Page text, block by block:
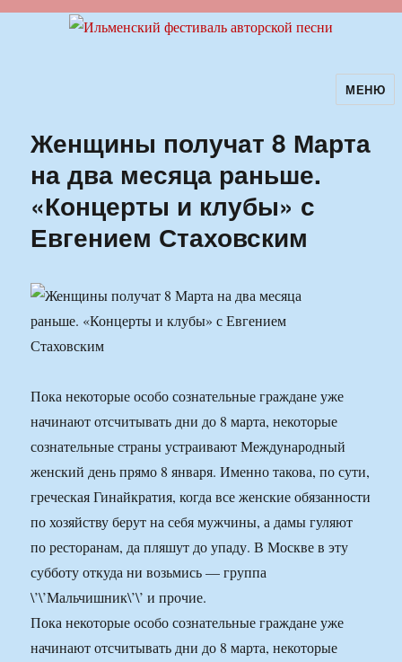
Ильменский фестиваль авторскойМЕНЮ
Женщины получат 8 Марта
на два месяца раньше.
«Концерты и клубы» с
Евгением Стаховским
Пока некоторые особо сознательные граждане уже
начинают отсчитывать дни до 8 марта, некоторые
сознательные страны устраивают Международный
женский день прямо 8 января. Именно такова, по сути,
греческая Гинайкратия, когда все женские обязанности
по хозяйству берут на себя мужчины, а дамы гуляют
по ресторанам, да пляшут до упаду. В Москве в эту
субботу откуда ни возьмись — группа
\’\’Мальчишник\’\’ и прочие.
Пока некоторые особо сознательные граждане уже
начинают отсчитывать дни до 8 марта, некоторые